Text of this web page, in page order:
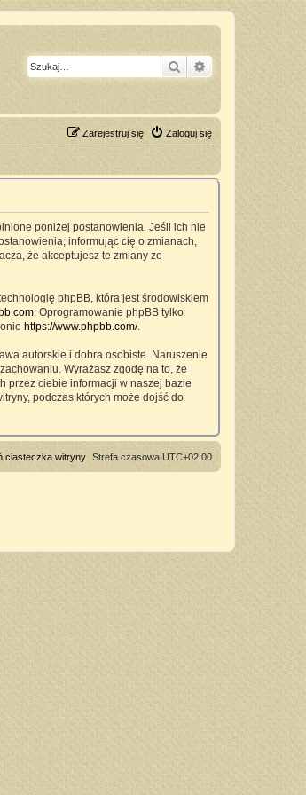
Szukaj
Zaloguj się
Zarejestruj się
poniżej postanowienia. Jeśli ich nie
informując cię o zmianach,
że akceptujesz te zmiany ze
technologię phpBB, która jest środowiskiem
. Oprogramowanie phpBB tylko
https://www.phpbb.com/.
autorskie i dobra osobiste. Naruszenie
Wyrażasz zgodę na to, że
przez ciebie informacji w naszej bazie
podczas których może dojść do
Strefa czasowa UTC+02:00
ciasteczka witryny